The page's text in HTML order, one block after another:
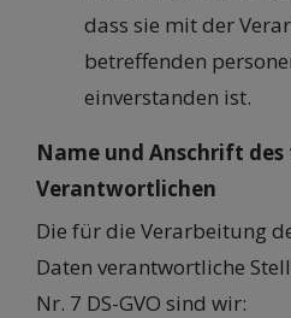
dass sie mit der
betreffenden
einverstanden ist.
Name und Anschrift
Verantwortlichen
Die für die Verarbeitung
Daten verantwortliche
Nr. 7 DS-GVO sind wir: